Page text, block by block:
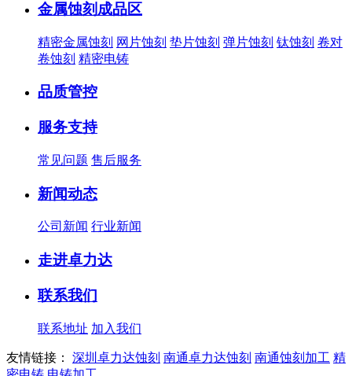
金属蚀刻成品区
精密金属蚀刻 网片蚀刻 垫片蚀刻 弹片蚀刻 钛蚀刻 卷对
卷蚀刻 精密电铸
品质管控
服务支持
常见问题 售后服务
新闻动态
公司新闻 行业新闻
走进卓力达
联系我们
联系地址 加入我们
友情链接： 深圳卓力达蚀刻 南通卓力达蚀刻 南通蚀刻加工 精